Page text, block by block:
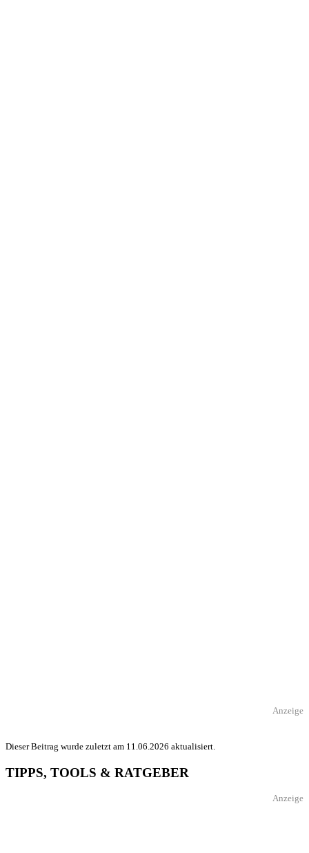
Anzeige
Dieser Beitrag wurde zuletzt am 11.06.2026 aktualisiert.
TIPPS, TOOLS & RATGEBER
Anzeige